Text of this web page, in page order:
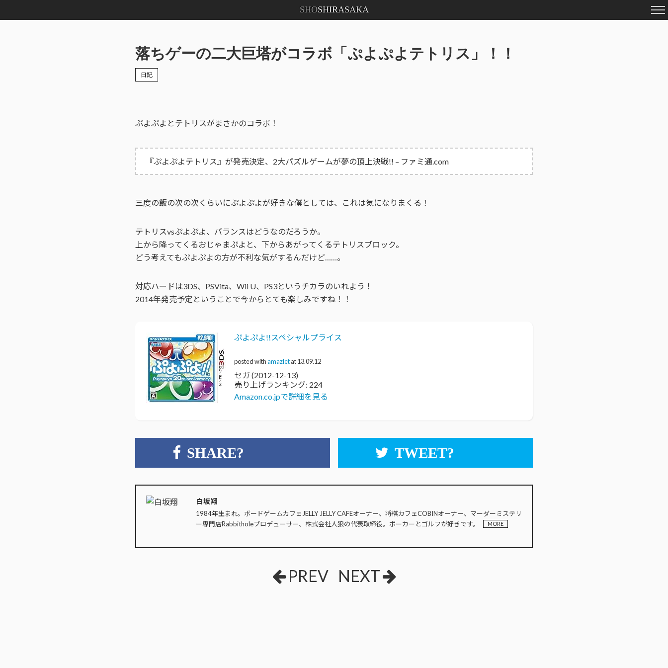
SHOSHIRASAKA
落ちゲーの二大巨塔がコラボ「ぷよぷよテトリス」！！
日記
ぷよぷよとテトリスがまさかのコラボ！
『ぷよぷよテトリス』が発売決定、2大パズルゲームが夢の頂上決戦!! – ファミ通.com
三度の飯の次の次くらいにぷよぷよが好きな僕としては、これは気になりまくる！
テトリスvsぷよぷよ、バランスはどうなのだろうか。
上から降ってくるおじゃまぷよと、下からあがってくるテトリスブロック。
どう考えてもぷよぷよの方が不利な気がするんだけど……。
対応ハードは3DS、PSVita、Wii U、PS3というチカラのいれよう！
2014年発売予定ということで今からとても楽しみですね！！
ぷよぷよ!!スペシャルプライス
posted withamazletat 13.09.12
セガ (2012-12-13)
売り上げランキング: 224
Amazon.co.jpで詳細を見る
SHARE? TWEET?
白坂翔
1984年生まれ。ボードゲームカフェJELLY JELLY CAFEオーナー、将棋カフェCOBINオーナー、マーダーミステリ
ー専門店Rabbitholeプロデューサー、株式会社人狼の代表取締役。ポーカーとゴルフが好きです。
MORE
PREV NEXT